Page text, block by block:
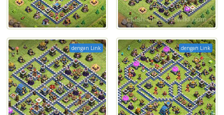
dengan Link dengan Link